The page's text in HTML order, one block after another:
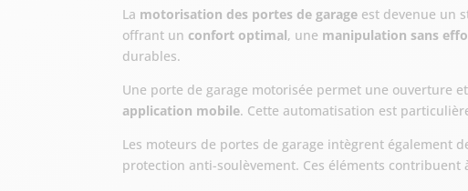
La motorisation des portes de garage est devenue un
offrant un confort optimal, une manipulation sans
durables.
Une porte de garage motorisée permet une ouverture
application mobile. Cette automatisation est
Les moteurs de portes de garage intègrent également
protection anti-soulèvement. Ces éléments